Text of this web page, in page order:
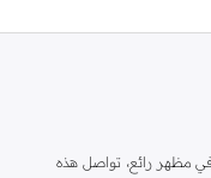
في مظهر رائع، تواصل هذه